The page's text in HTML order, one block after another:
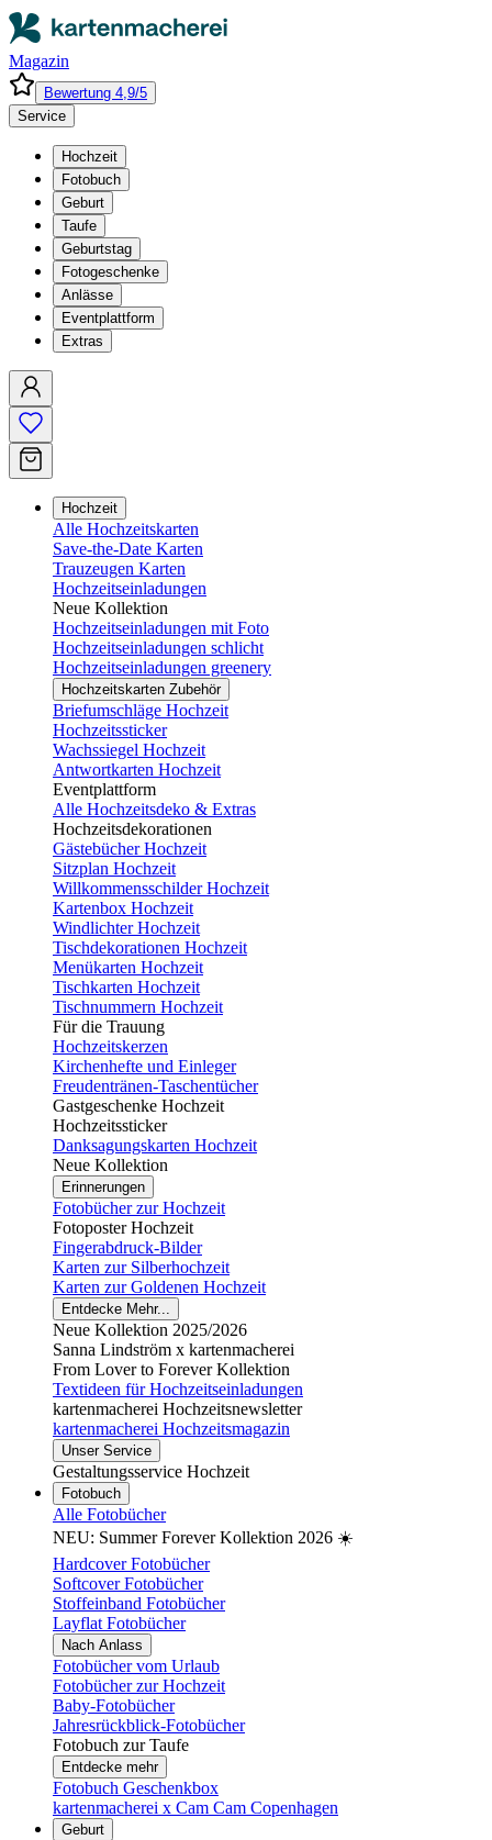
Magazin
Bewertung 4,9/5
Service
Hochzeit
Fotobuch
Geburt
Taufe
Geburtstag
Fotogeschenke
Anlässe
Eventplattform
Extras
Hochzeit
Alle Hochzeitskarten
Save-the-Date Karten
Trauzeugen Karten
Hochzeitseinladungen
Neue Kollektion
Hochzeitseinladungen mit Foto
Hochzeitseinladungen schlicht
Hochzeitseinladungen greenery
Hochzeitskarten Zubehör
Briefumschläge Hochzeit
Hochzeitssticker
Wachssiegel Hochzeit
Antwortkarten Hochzeit
Eventplattform
Alle Hochzeitsdeko & Extras
Hochzeitsdekorationen
Gästebücher Hochzeit
Sitzplan Hochzeit
Willkommensschilder Hochzeit
Kartenbox Hochzeit
Windlichter Hochzeit
Tischdekorationen Hochzeit
Menükarten Hochzeit
Tischkarten Hochzeit
Tischnummern Hochzeit
Für die Trauung
Hochzeitskerzen
Kirchenhefte und Einleger
Freudentränen-Taschentücher
Gastgeschenke Hochzeit
Hochzeitssticker
Danksagungskarten Hochzeit
Neue Kollektion
Erinnerungen
Fotobücher zur Hochzeit
Fotoposter Hochzeit
Fingerabdruck-Bilder
Karten zur Silberhochzeit
Karten zur Goldenen Hochzeit
Entdecke Mehr...
Neue Kollektion 2025/2026
Sanna Lindström x kartenmacherei
From Lover to Forever Kollektion
Textideen für Hochzeitseinladungen
kartenmacherei Hochzeitsnewsletter
kartenmacherei Hochzeitsmagazin
Unser Service
Gestaltungsservice Hochzeit
Fotobuch
Alle Fotobücher
NEU: Summer Forever Kollektion 2026 ☀️
Hardcover Fotobücher
Softcover Fotobücher
Stoffeinband Fotobücher
Layflat Fotobücher
Nach Anlass
Fotobücher vom Urlaub
Fotobücher zur Hochzeit
Baby-Fotobücher
Jahresrückblick-Fotobücher
Fotobuch zur Taufe
Entdecke mehr
Fotobuch Geschenkbox
kartenmacherei x Cam Cam Copenhagen
Geburt